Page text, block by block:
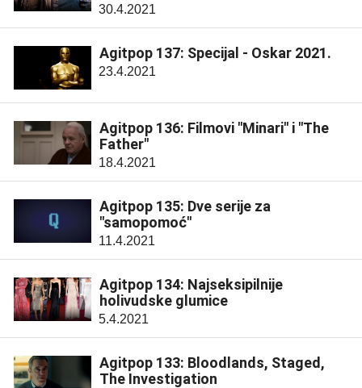
30.4.2021
Agitpop 137: Specijal - Oskar 2021.
23.4.2021
Agitpop 136: Filmovi "Minari" i "The
Father"
18.4.2021
Agitpop 135: Dve serije za
"samopomoć"
11.4.2021
Agitpop 134: Najseksipilnije
holivudske glumice
5.4.2021
Agitpop 133: Bloodlands, Staged,
The Investigation